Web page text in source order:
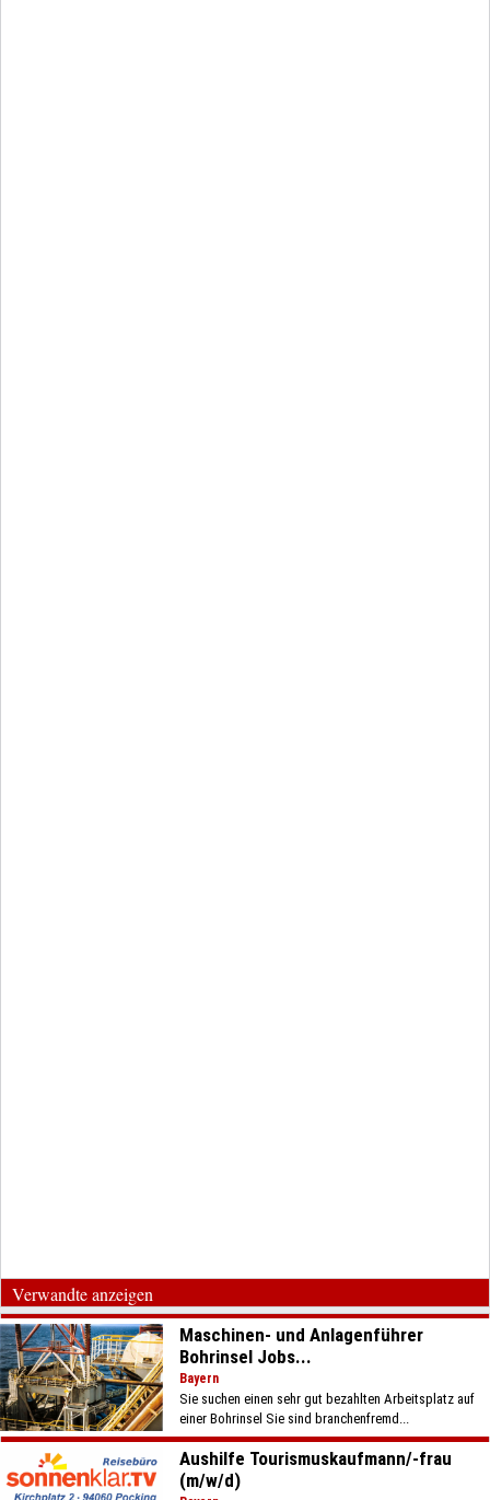
Verwandte anzeigen
Maschinen- und Anlagenführer
Bohrinsel Jobs...
Bayern
Sie suchen einen sehr gut bezahlten Arbeitsplatz auf
einer Bohrinsel Sie sind branchenfremd...
Aushilfe Tourismuskaufmann/-frau
(m/w/d)